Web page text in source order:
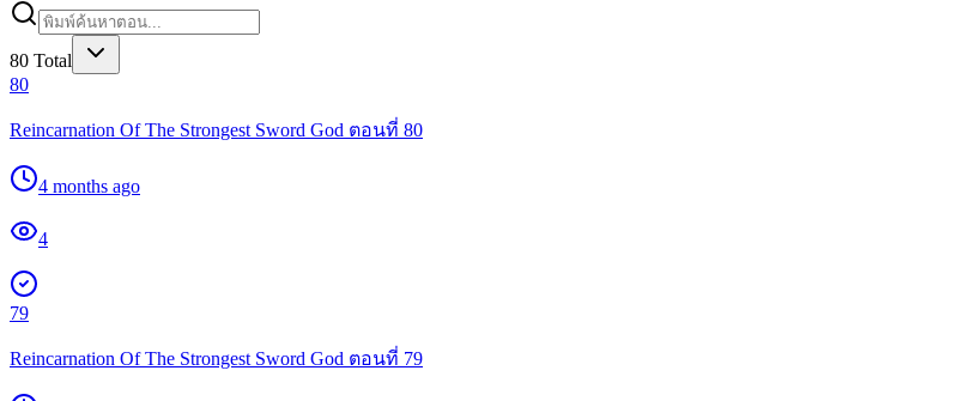
80 Total
80
Reincarnation Of The Strongest Sword God ตอนที่ 80
4 months ago
4
79
Reincarnation Of The Strongest Sword God ตอนที่ 79